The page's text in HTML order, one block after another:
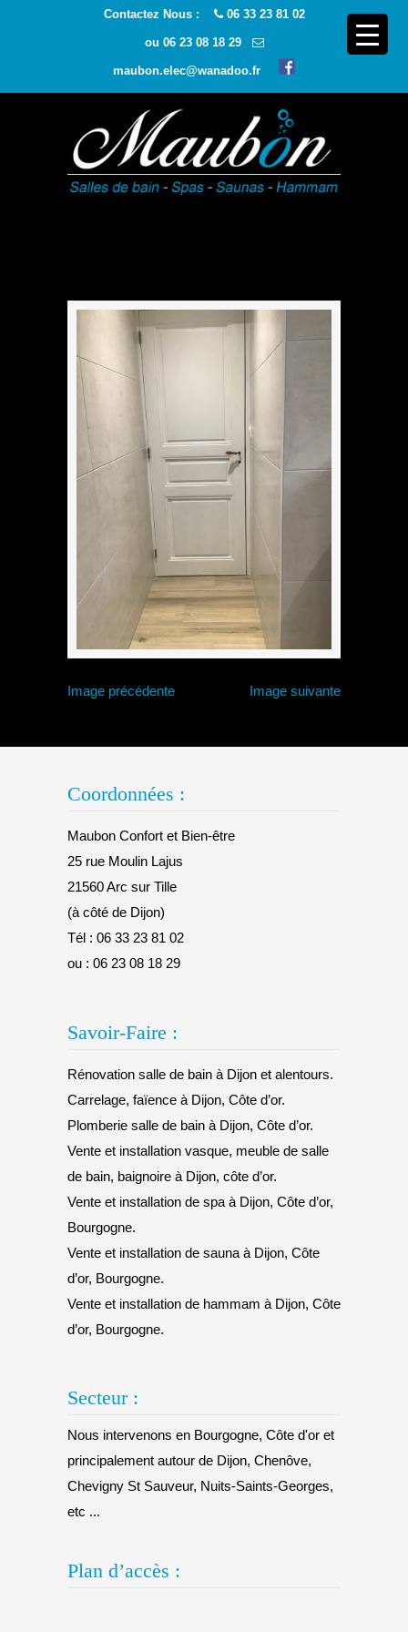
Contactez Nous : 06 33 23 81 02
ou 06 23 08 18 29
maubon.elec@wanadoo.fr
Image précédente Image suivante
Coordonnées :
Maubon Confort et Bien-être
25 rue Moulin Lajus
21560 Arc sur Tille
(à côté de Dijon)
Tél : 06 33 23 81 02
ou : 06 23 08 18 29
Savoir-Faire :
Rénovation salle de bain à Dijon et alentours.
Carrelage, faïence à Dijon, Côte d’or.
Plomberie salle de bain à Dijon, Côte d’or.
Vente et installation vasque, meuble de salle
de bain, baignoire à Dijon, côte d’or.
Vente et installation de spa à Dijon, Côte d’or,
Bourgogne.
Vente et installation de sauna à Dijon, Côte
d’or, Bourgogne.
Vente et installation de hammam à Dijon, Côte
d’or, Bourgogne.
Secteur :
Nous intervenons en Bourgogne, Côte d'or et
principalement autour de Dijon, Chenôve,
Chevigny St Sauveur, Nuits-Saints-Georges,
etc ...
Plan d’accès :